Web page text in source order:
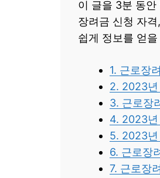
이 글을 3분 동
장려금 신청 자
쉽게 정보를 얻
1. 근로장
2. 2023년
3. 근로장
4. 2023년
5. 2023년
6. 근로장
7. 근로장